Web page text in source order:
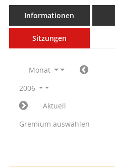
Informationen
Sitzungen
Monat
2006
Aktuell
Gremium auswählen